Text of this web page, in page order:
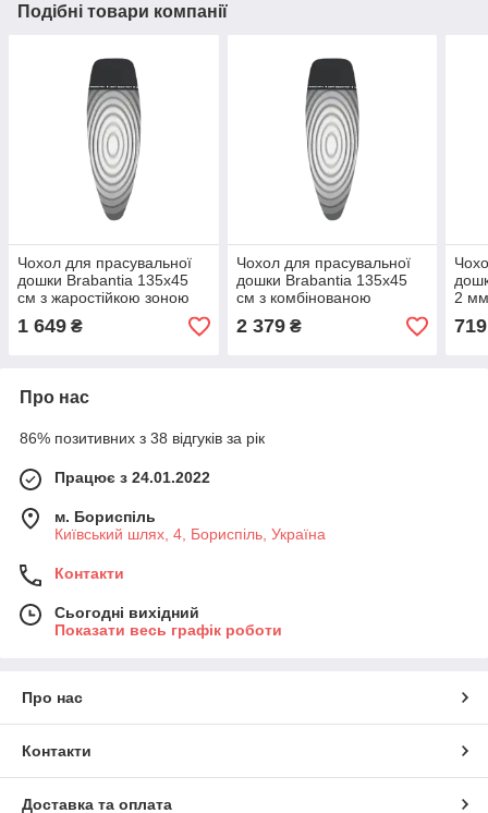
Подібні товари компанії
Чохол для прасувальної
дошки Brabantia 135х45
см з жаростійкою зоною
1 649 ₴
Чохол для прасувальної
дошки Brabantia 135х45
см з комбінованою
підкладкою і жаростійкою
зоною
2 379₴
2 мм
719
Про нас
86% позитивних з 38 відгуків за рік
Працює з 24.01.2022
м. Бориспіль
Київський шлях, 4, Бориспіль, Україна
Контакти
Сьогодні вихідний
Показати весь графік роботи
Про нас
Контакти
Доставка та оплата